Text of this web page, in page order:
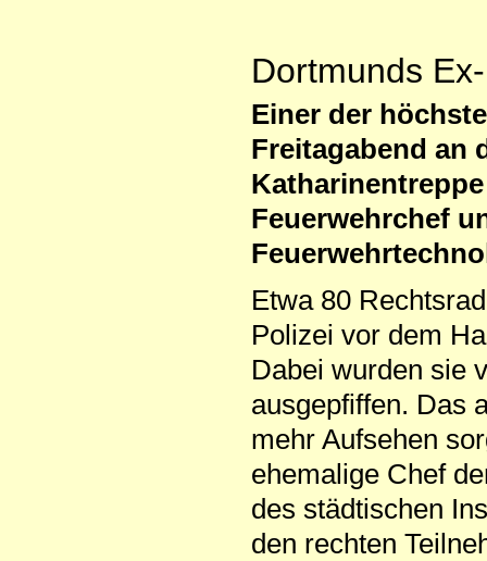
Dortmunds
Einer der
Freitagabend an
Feuerwehrchef
Etwa 80
Polizei vor dem
Dabei wurden sie
ausgepfiffen. Das
mehr Aufsehen
ehemalige Chef
des städtischen
den rechten